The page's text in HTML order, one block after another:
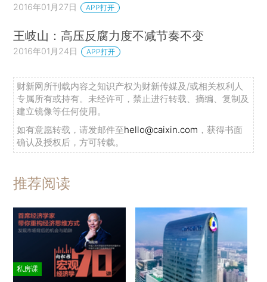
2016年01月27日 APP打开
王岐山：高压反腐力度不减节奏不变
2016年01月24日 APP打开
财新网所刊载内容之知识产权为财新传媒及/或相关权利人
专属所有或持有。未经许可，禁止进行转载、摘编、复制及
建立镜像等任何使用。
如有意愿转载，请发邮件至hello@caixin.com ，获得书面
确认及授权后，方可转载。
推荐阅读
私房课